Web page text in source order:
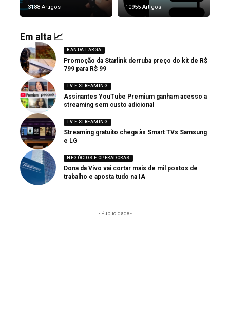
3188 Artigos 10955 Artigos
Em alta 📈
BANDA LARGA
Promoção da Starlink derruba preço do kit de R$
799 para R$ 99
TV E STREAMING
Assinantes YouTube Premium ganham acesso a
streaming sem custo adicional
TV E STREAMING
Streaming gratuito chega às Smart TVs Samsung
e LG
NEGÓCIOS E OPERADORAS
Dona da Vivo vai cortar mais de mil postos de
trabalho e aposta tudo na IA
- Publicidade -